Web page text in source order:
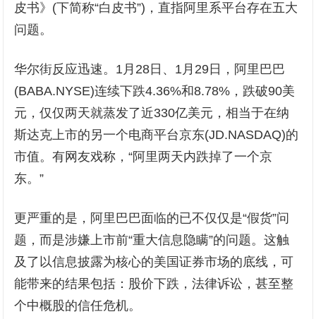
皮书》(下简称“白皮书”)，直指阿里系平台存在五大
问题。
华尔街反应迅速。1月28日、1月29日，阿里巴巴
(BABA.NYSE)连续下跌4.36%和8.78%，跌破90美
元，仅仅两天就蒸发了近330亿美元，相当于在纳
斯达克上市的另一个电商平台京东(JD.NASDAQ)的
市值。有网友戏称，“阿里两天内跌掉了一个京
东。”
更严重的是，阿里巴巴面临的已不仅仅是“假货”问
题，而是涉嫌上市前“重大信息隐瞒”的问题。这触
及了以信息披露为核心的美国证券市场的底线，可
能带来的结果包括：股价下跌，法律诉讼，甚至整
个中概股的信任危机。